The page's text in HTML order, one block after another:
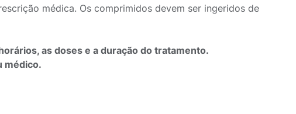
médica. Os comprimidos devem ser ingeridos de
as doses e a duração do tratamento.
médico.